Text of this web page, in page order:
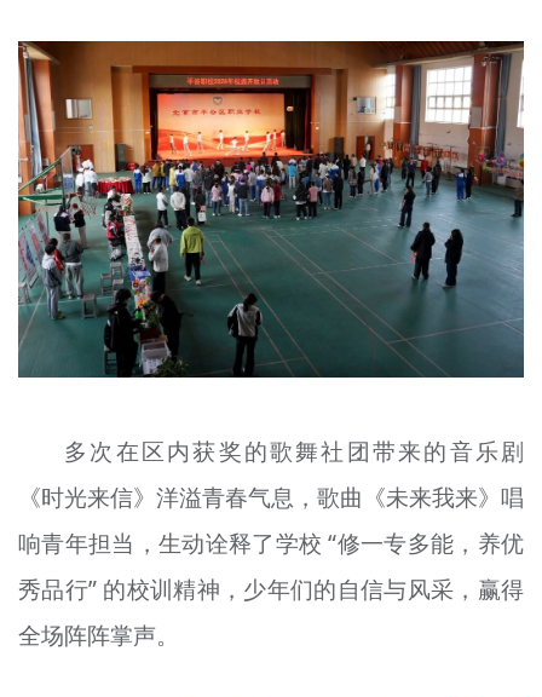
多次在区内获奖的歌舞社团带来的音乐剧
《时光来信》洋溢青春气息，歌曲《未来我来》唱
响青年担当，生动诠释了学校 “修一专多能，养优
秀品行” 的校训精神，少年们的自信与风采，赢得
全场阵阵掌声。